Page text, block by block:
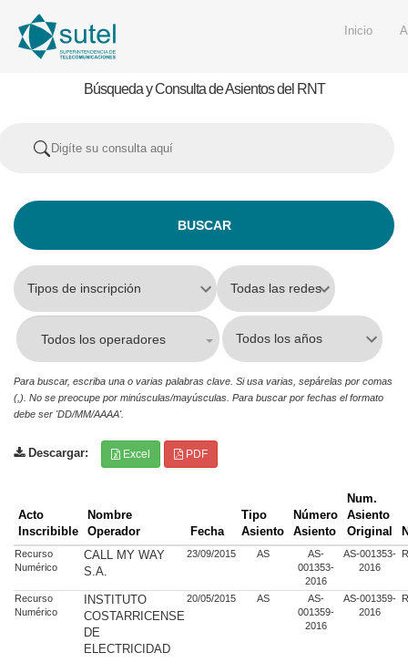
Inicio
Búsqueda y Consulta de Asientos del RNT
Todos los operadores
Para buscar, escriba una o varias palabras clave. Si usa varias, sepárelas por comas
(,). No se preocupe por minúsculas/mayúsculas. Para buscar por fechas el formato
debe ser 'DD/MM/AAAA'.
Descargar: Excel PDF
Acto
Inscribible
Nombre
Operador
Fecha
Tipo
Asiento
Número
Asiento
Num.
Asiento
Original
Recurso
Numérico
CALL MY WAY
S.A.
23/09/2015 AS
AS-
001353-
2016
AS-001353-
2016
Recurso
Numérico
INSTITUTO
COSTARRICENSE
DE
ELECTRICIDAD
20/05/2015 AS
AS-
001359-
2016
AS-001359-
2016